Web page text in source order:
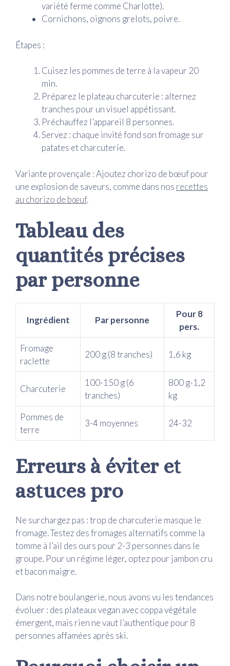
variété ferme comme Charlotte).
Cornichons, oignons grelots, poivre.
Étapes :
Cuisez les pommes de terre à la vapeur 20
min.
Préparez le plateau charcuterie : alternez
tranches pour un visuel appétissant.
Préchauffez l’appareil 8 personnes.
Servez : chaque invité fond son fromage sur
patates et charcuterie.
Variante provençale : Ajoutez chorizo de bœuf pour
une explosion de saveurs, comme dans nos recettes
au chorizo de bœuf.
Tableau des
quantités précises
par personne
Ingrédient Par personne
Pour 8
pers.
Fromage
raclette
200 g (8 tranches) 1,6 kg
Charcuterie
100-150 g (6
tranches)
800 g-1,2
kg
Pommes de
terre
3-4 moyennes 24-32
Erreurs à éviter et
astuces pro
Ne surchargez pas : trop de charcuterie masque le
fromage. Testez des fromages alternatifs comme la
tomme à l’ail des ours pour 2-3 personnes dans le
groupe. Pour un régime léger, optez pour jambon cru
et bacon maigre.
Dans notre boulangerie, nous avons vu les tendances
évoluer : des plateaux vegan avec coppa végétale
émergent, mais rien ne vaut l’authentique pour 8
personnes affamées après ski.